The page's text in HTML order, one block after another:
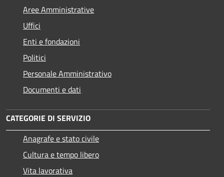
Aree Amministrative
Uffici
Enti e fondazioni
Politici
Personale Amministrativo
Documenti e dati
CATEGORIE DI SERVIZIO
Anagrafe e stato civile
Cultura e tempo libero
Vita lavorativa